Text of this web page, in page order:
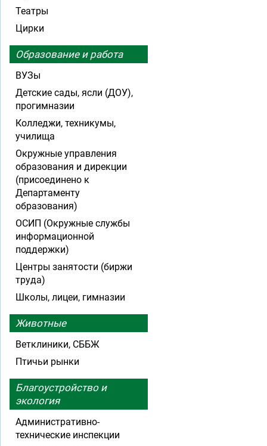
Театры
Цирки
Образование и работа
ВУЗы
Детские сады, ясли (ДОУ),
прогимназии
Колледжи, техникумы,
училища
Окружные управления
образования и дирекции
(присоединено к
Департаменту
образования)
ОСИП (Окружные службы
информационной
поддержки)
Центры занятости (биржи
труда)
Школы, лицеи, гимназии
Животные
Ветклиники, СББЖ
Птичьи рынки
Благоустройство и
экология
Административно-
технические инспекции